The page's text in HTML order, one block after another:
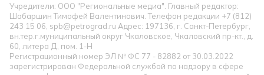
Учредители: ООО "Региональные медиа". Главный редактор:
Шабаршин Тимофей Валентинович. Телефон редакции +7 (812)
243 15 06, spb@petrograd.ru Адрес: 197136, г. Санкт-Петербург,
вн.тер.г.муниципальный округ Чкаловское, Чкаловский пр-кт., д.
60, литера Д, пом. 1-Н
Регистрационный номер ЭЛ № ФС 77 - 82882 от 30.03.2022
зарегистрирован Федеральной службой по надзору в сфере